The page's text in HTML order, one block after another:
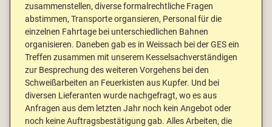
zusammenstellen, diverse formalrechtliche Fragen
abstimmen, Transporte organsieren, Personal für die
einzelnen Fahrtage bei unterschiedlichen Bahnen
organisieren. Daneben gab es in Weissach bei der GES ein
Treffen zusammen mit unserem Kesselsachverständigen
zur Besprechung des weiteren Vorgehens bei den
Schweißarbeiten an Feuerkisten aus Kupfer. Und bei
diversen Lieferanten wurde nachgefragt, wo es aus
Anfragen aus dem letzten Jahr noch kein Angebot oder
noch keine Auftragsbestätigung gab. Alles Arbeiten, die